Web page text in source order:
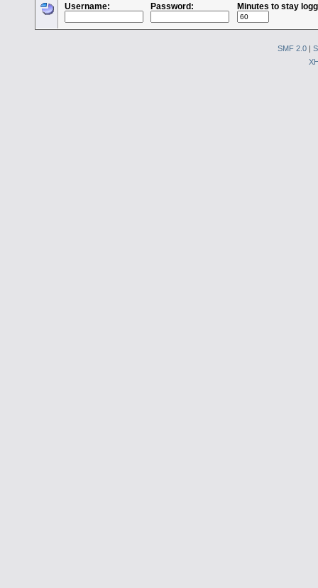
Username: Password: Minutes to stay
SMF 2.0